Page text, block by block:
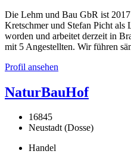
Die Lehm und Bau GbR ist
Kretschmer und Stefan Picht als
worden und arbeitet derzeit in
mit 5 Angestellten. Wir führen
Profil ansehen
NaturBauHof
16845
Neustadt (Dosse)
Handel